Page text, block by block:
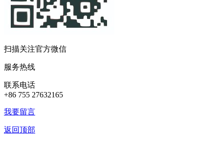
扫描关注官方微信
服务热线
联系电话
+86 755 27632165
我要留言
返回顶部